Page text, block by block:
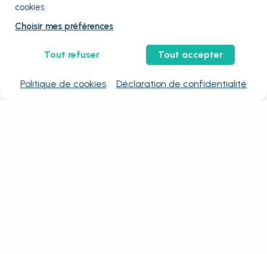
cookies.
Choisir mes préférences
Tout refuser Tout accepter
Politique de cookies Déclaration de confidentialité